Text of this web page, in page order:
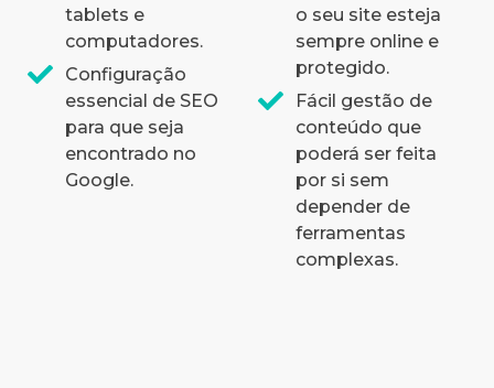
tablets e
computadores.
Configuração
essencial de SEO
para que seja
encontrado no
Google.
o seu site esteja
sempre online e
protegido.
Fácil gestão de
conteúdo que
poderá ser feita
por si sem
depender de
ferramentas
complexas.